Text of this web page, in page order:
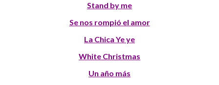
Stand by me
Se nos rompió el amor
La Chica Ye ye
White Christmas
Un año más